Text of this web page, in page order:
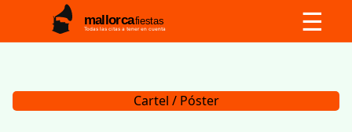
mallorcafiestas
Todas las citas a tener en cuenta ☰
Cartel / Póster